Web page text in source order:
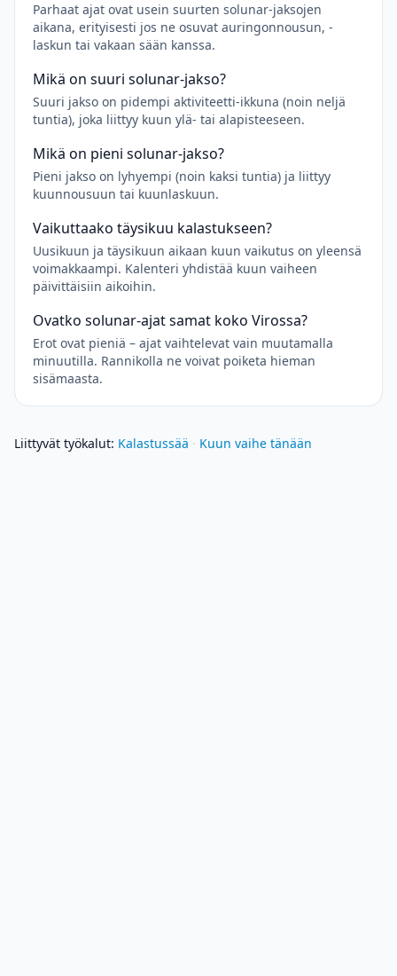
Parhaat ajat ovat usein suurten solunar-jaksojen
aikana, erityisesti jos ne osuvat auringonnousun, -
laskun tai vakaan sään kanssa.
Mikä on suuri solunar-jakso?
Suuri jakso on pidempi aktiviteetti-ikkuna (noin neljä
tuntia), joka liittyy kuun ylä- tai alapisteeseen.
Mikä on pieni solunar-jakso?
Pieni jakso on lyhyempi (noin kaksi tuntia) ja liittyy
kuunnousuun tai kuunlaskuun.
Vaikuttaako täysikuu kalastukseen?
Uusikuun ja täysikuun aikaan kuun vaikutus on yleensä
voimakkaampi. Kalenteri yhdistää kuun vaiheen
päivittäisiin aikoihin.
Ovatko solunar-ajat samat koko Virossa?
Erot ovat pieniä – ajat vaihtelevat vain muutamalla
minuutilla. Rannikolla ne voivat poiketa hieman
sisämaasta.
Liittyvät työkalut: Kalastussää · Kuun vaihe tänään